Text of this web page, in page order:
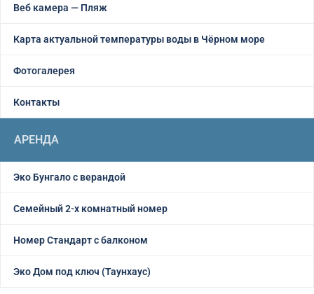
Веб камера — Пляж
Карта актуальной температуры воды в Чёрном море
Фотогалерея
Контакты
АРЕНДА
Эко Бунгало с верандой
Семейный 2-х комнатный номер
Номер Стандарт с балконом
Эко Дом под ключ (Таунхаус)